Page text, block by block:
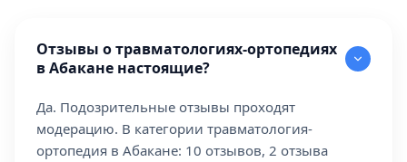
Отзывы о травматологиях-ортопедиях
в Абакане настоящие?
Да. Подозрительные отзывы проходят
модерацию. В категории травматология-
ортопедия в Абакане: 10 отзывов, 2 отзыва